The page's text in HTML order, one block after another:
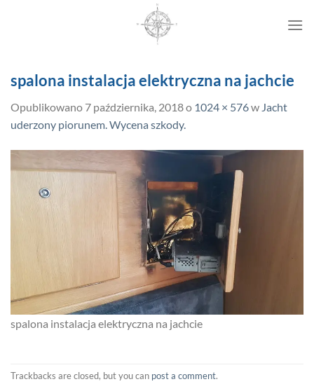
spalona instalacja elektryczna na jachcie
Opublikowano 7 października, 2018o 1024 × 576w Jacht
uderzony piorunem. Wycena szkody.
spalona instalacja elektryczna na jachcie
Trackbacks are closed, but you can post a comment.